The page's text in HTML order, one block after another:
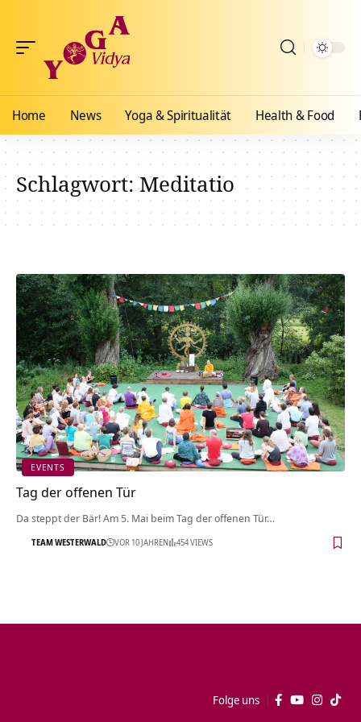
Home News Yoga & Spiritualität Health & Food
Schlagwort:Meditatio
EVENTS
Tag der offenen Tür
Da steppt der Bär! Am 5. Mai beim Tag der offenen Tür…
TEAM WESTERWALD VOR 10 JAHREN 454 VIEWS
Folge uns